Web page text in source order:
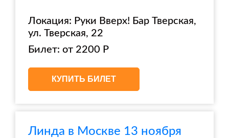
Локация: Руки Вверх! Бар Тверская,
ул. Тверская, 22
Билет: от 2200 Р
КУПИТЬ БИЛЕТ
Линда в Москве 13 ноября